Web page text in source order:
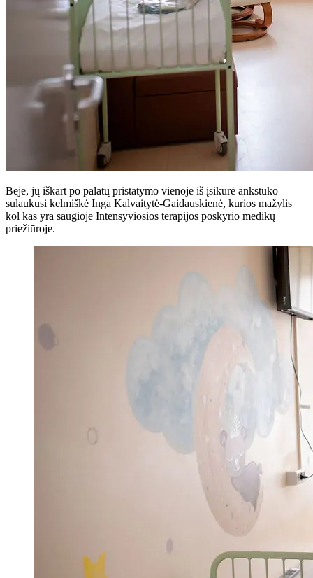
Beje, jų iškart po palatų pristatymo vienoje iš įsikūrė ankstuko
sulaukusi kelmiškė Inga Kalvaitytė-Gaidauskienė, kurios mažylis
kol kas yra saugioje Intensyviosios terapijos poskyrio medikų
priežiūroje.